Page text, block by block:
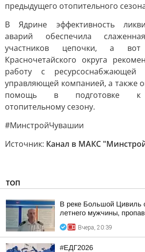
предыдущего отопительного
В Ядрине эффективность
аварий обеспечила
участников цепочки, а вот
Красночетайского округа
работу с ресурсоснабжающей
управляющей компанией, а также
помощь в подготовке к
отопительному сезону.
#МинстройЧувашии
Источник: Канал в МАКС
ТОП
В реке Большой Цивиль
летнего мужчины,
Вчера, 20:39
#ЕДГ2026